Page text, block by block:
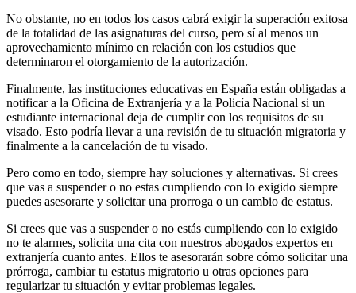
No obstante, no en todos los casos cabrá exigir la superación exitosa
de la totalidad de las asignaturas del curso, pero sí al menos un
aprovechamiento mínimo en relación con los estudios que
determinaron el otorgamiento de la autorización.
Finalmente, las instituciones educativas en España están obligadas a
notificar a la Oficina de Extranjería y a la Policía Nacional si un
estudiante internacional deja de cumplir con los requisitos de su
visado. Esto podría llevar a una revisión de tu situación migratoria y
finalmente a la cancelación de tu visado.
Pero como en todo, siempre hay soluciones y alternativas. Si crees
que vas a suspender o no estas cumpliendo con lo exigido siempre
puedes asesorarte y solicitar una prorroga o un cambio de estatus.
Si crees que vas a suspender o no estás cumpliendo con lo exigido
no te alarmes, solicita una cita con nuestros abogados expertos en
extranjería cuanto antes. Ellos te asesorarán sobre cómo solicitar una
prórroga, cambiar tu estatus migratorio u otras opciones para
regularizar tu situación y evitar problemas legales.